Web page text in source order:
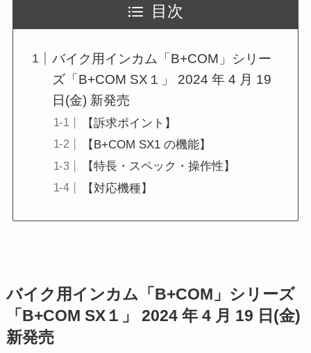
目次
バイク用インカム「B+COM」シリー
ズ「B+COM SX１」 2024 年 4 月 19
日(金) 新発売
【訴求ポイント】
【B+COM SX1 の機能】
【特長・スペック・操作性】
【対応機種】
バイク用インカム「B+COM」シリーズ
「B+COM SX１」 2024 年 4 月 19 日(金)
新発売